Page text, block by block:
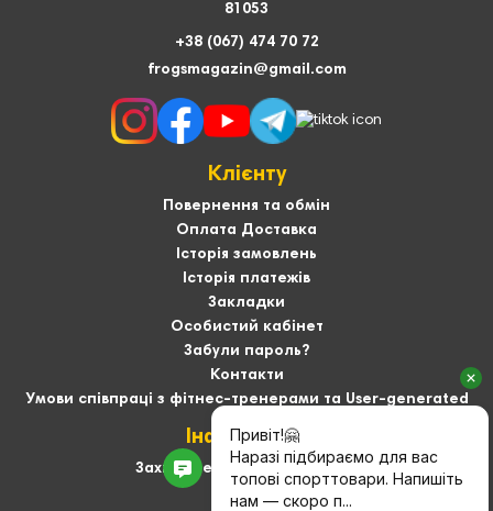
81053
+38 (067) 474 70 72
frogsmagazin@gmail.com
Клієнту
Повернення та обмін
Оплата Доставка
Історія замовлень
Історія платежів
Закладки
Особистий кабінет
Забули пароль?
Контакти
Умови співпраці з фітнес-тренерами та User-generated
Інформація
Захист персональних даних